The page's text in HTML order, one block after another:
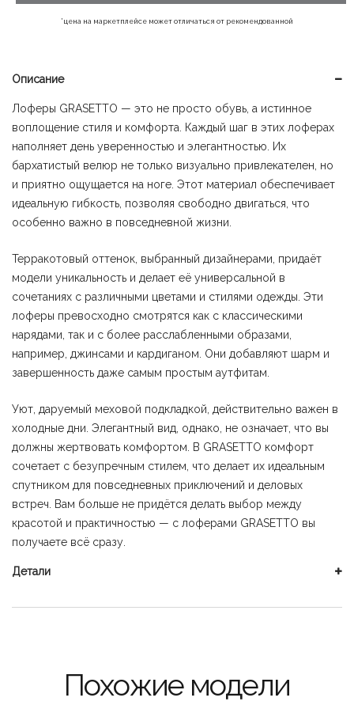
790 ₽.
*цена на маркетплейсе может отличаться от рекомендованной
Описание
Лоферы GRASETTO — это не просто обувь, а истинное
воплощение стиля и комфорта. Каждый шаг в этих лоферах
наполняет день уверенностью и элегантностью. Их
бархатистый велюр не только визуально привлекателен, но
и приятно ощущается на ноге. Этот материал обеспечивает
идеальную гибкость, позволяя свободно двигаться, что
особенно важно в повседневной жизни.
Терракотовый оттенок, выбранный дизайнерами, придаёт
модели уникальность и делает её универсальной в
сочетаниях с различными цветами и стилями одежды. Эти
лоферы превосходно смотрятся как с классическими
нарядами, так и с более расслабленными образами,
например, джинсами и кардиганом. Они добавляют шарм и
завершенность даже самым простым аутфитам.
Уют, даруемый меховой подкладкой, действительно важен в
холодные дни. Элегантный вид, однако, не означает, что вы
должны жертвовать комфортом. В GRASETTO комфорт
сочетает с безупречным стилем, что делает их идеальным
спутником для повседневных приключений и деловых
встреч. Вам больше не придётся делать выбор между
красотой и практичностью — с лоферами GRASETTO вы
получаете всё сразу.
Детали
Похожие модели